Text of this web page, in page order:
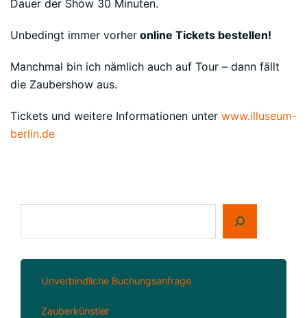
Dauer der Show 30 Minuten.
Unbedingt immer vorher online Tickets bestellen!
Manchmal bin ich nämlich auch auf Tour – dann fällt
die Zaubershow aus.
Tickets und weitere Informationen unter www.illuseum-
berlin.de
Unverbindliche Buchungsanfrage
Zauberkünstler